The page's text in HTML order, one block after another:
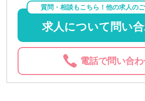
質問・相談もこちら！他の求人の
求人について問い
電話で問い合